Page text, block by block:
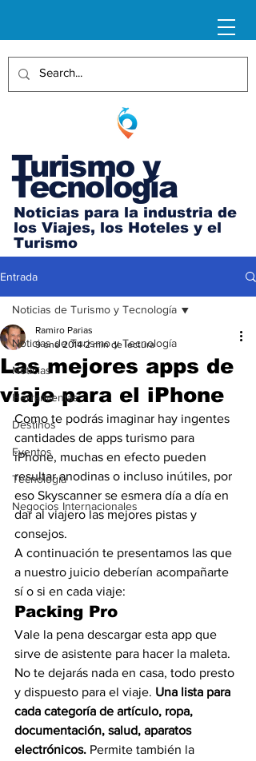
Turismo y
Tecnología
Noticias para la industria de
los Viajes, los Hoteles y el
Turismo
Entrada
Noticias de Turismo y Tecnología
Noticias
Herramientas
Destinos
Eventos
Tecnología
Negocios Internacionales
Noticias de Turismo y Tecnología
Las mejores apps de
viaje para el iPhone
Ramiro Parias
9 ene 2014 2 min de lectura
Como te podrás imaginar hay ingentes
cantidades de apps turismo para
iPhone, muchas en efecto pueden
resultar anodinas o incluso inútiles, por
eso Skyscanner se esmera día a día en
dar al viajero las mejores pistas y
consejos.
A continuación te presentamos las que
a nuestro juicio deberían acompañarte
sí o si en cada viaje:
Packing Pro
Vale la pena descargar esta app que
sirve de asistente para hacer la maleta.
No te dejarás nada en casa, todo presto
y dispuesto para el viaje. Una lista para
cada categoría de artículo, ropa,
documentación, salud, aparatos
electrónicos. Permite también la